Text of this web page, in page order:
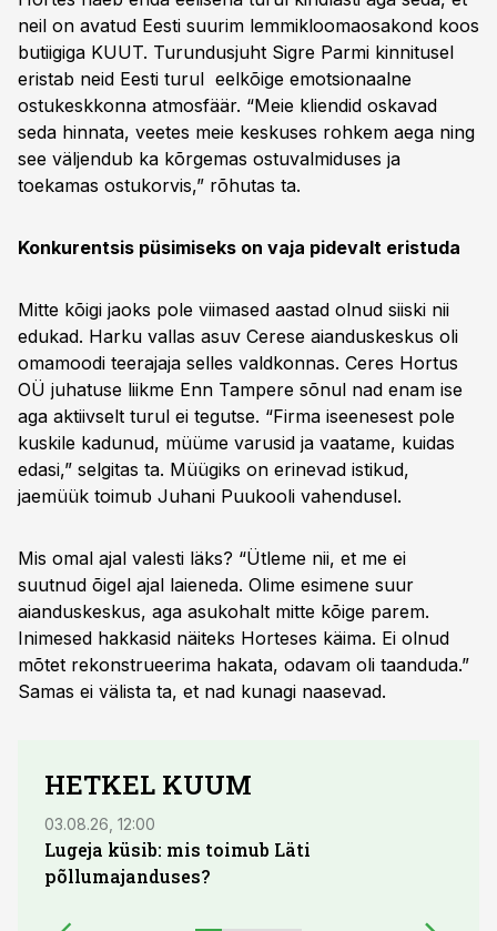
neil on avatud Eesti suurim lemmikloomaosakond koos
butiigiga KUUT. Turundusjuht Sigre Parmi kinnitusel
eristab neid Eesti turul eelkõige emotsionaalne
ostukeskkonna atmosfäär. “Meie kliendid oskavad
seda hinnata, veetes meie keskuses rohkem aega ning
see väljendub ka kõrgemas ostuvalmiduses ja
toekamas ostukorvis,” rõhutas ta.
Konkurentsis püsimiseks on vaja pidevalt eristuda
Mitte kõigi jaoks pole viimased aastad olnud siiski nii
edukad. Harku vallas asuv Cerese aianduskeskus oli
omamoodi teerajaja selles valdkonnas. Ceres Hortus
OÜ juhatuse liikme Enn Tampere sõnul nad enam ise
aga aktiivselt turul ei tegutse. “Firma iseenesest pole
kuskile kadunud, müüme varusid ja vaatame, kuidas
edasi,” selgitas ta. Müügiks on erinevad istikud,
jaemüük toimub Juhani Puukooli vahendusel.
Mis omal ajal valesti läks? “Ütleme nii, et me ei
suutnud õigel ajal laieneda. Olime esimene suur
aianduskeskus, aga asukohalt mitte kõige parem.
Inimesed hakkasid näiteks Horteses käima. Ei olnud
mõtet rekonstrueerima hakata, odavam oli taanduda.”
Samas ei välista ta, et nad kunagi naasevad.
HETKEL KUUM
03.08.26, 12:00
Lugeja küsib: mis toimub Läti
põllumajanduses?